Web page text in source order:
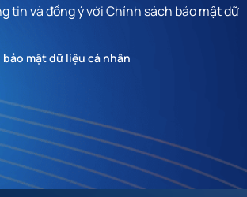
tin và đồng ý với Chính sách bảo mật dữ
mật dữ liệu cá nhân